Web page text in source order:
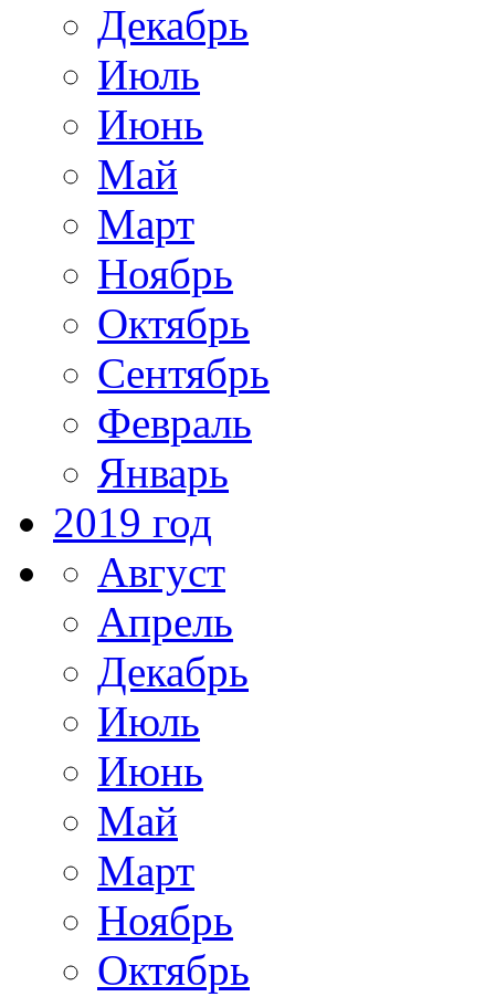
Декабрь
Июль
Июнь
Май
Март
Ноябрь
Октябрь
Сентябрь
Февраль
Январь
2019 год
Август
Апрель
Декабрь
Июль
Июнь
Май
Март
Ноябрь
Октябрь